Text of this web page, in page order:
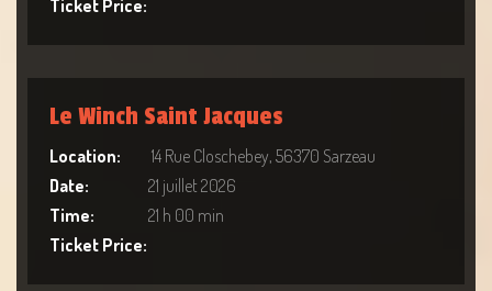
Ticket Price:
Le Winch Saint Jacques
Location:
14 Rue Closchebey, 56370 Sarzeau
Date:
21 juillet 2026
Time:
21 h 00 min
Ticket Price: